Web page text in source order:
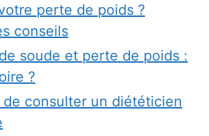
perte de poids ?
conseils
soude et perte de poids :
?
de consulter un diététicien